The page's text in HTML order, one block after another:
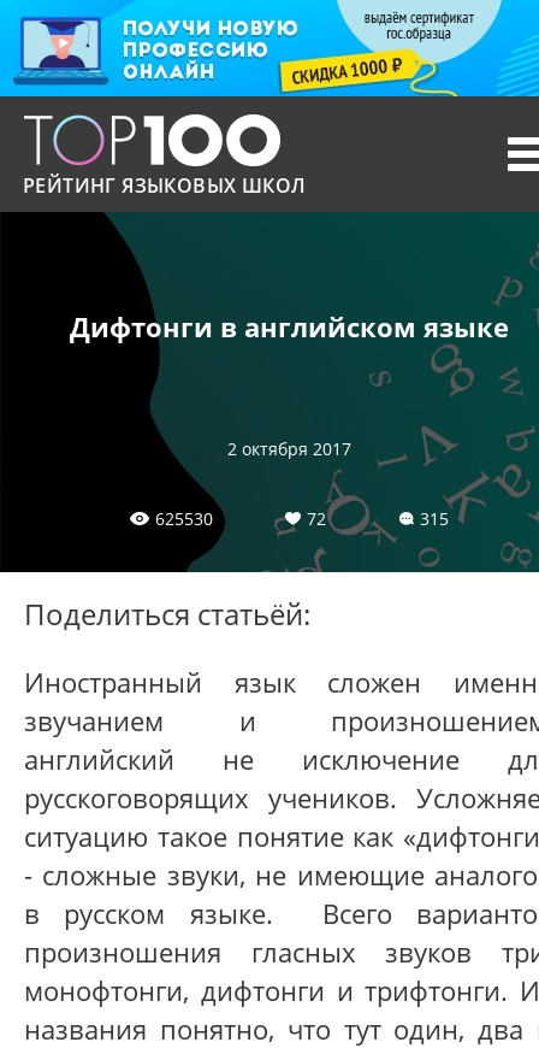
РЕЙТИНГ ЯЗЫКОВЫХ ШКОЛ
Дифтонги в английском языке
2 октября 2017
625530 72 315
Поделиться статьёй:
Иностранный язык сложен
звучанием и
английский не исключение
русскоговорящих учеников.
ситуацию такое понятие как
- сложные звуки, не имеющие
в русском языке. Всего
произношения гласных звуков
монофтонги, дифтонги и трифтонги.
названия понятно, что тут один, два